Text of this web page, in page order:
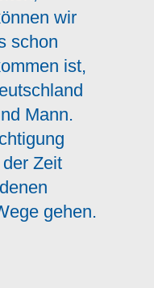
wir
schon
ist,
Mann.
Zeit
gehen.